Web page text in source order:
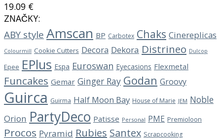
19.09 €
ZNAČKY:
ABY style Amscan BP Carbotex Chaks Cinereplicas
Colourmill Cookie Cutters Decora Dekora Distrineo Dulcop
Epee EPlus Espa Euroswan Eyecasions Flexmetal
Funcakes Gemar Ginger Ray Godan Groovy
Guirca Guirma Half Moon Bay House of Marie JEM Noble
Orion PartyDeco Patisse Personal PME Premioloon
Procos Pyramid Rubies Santex Scrapcooking